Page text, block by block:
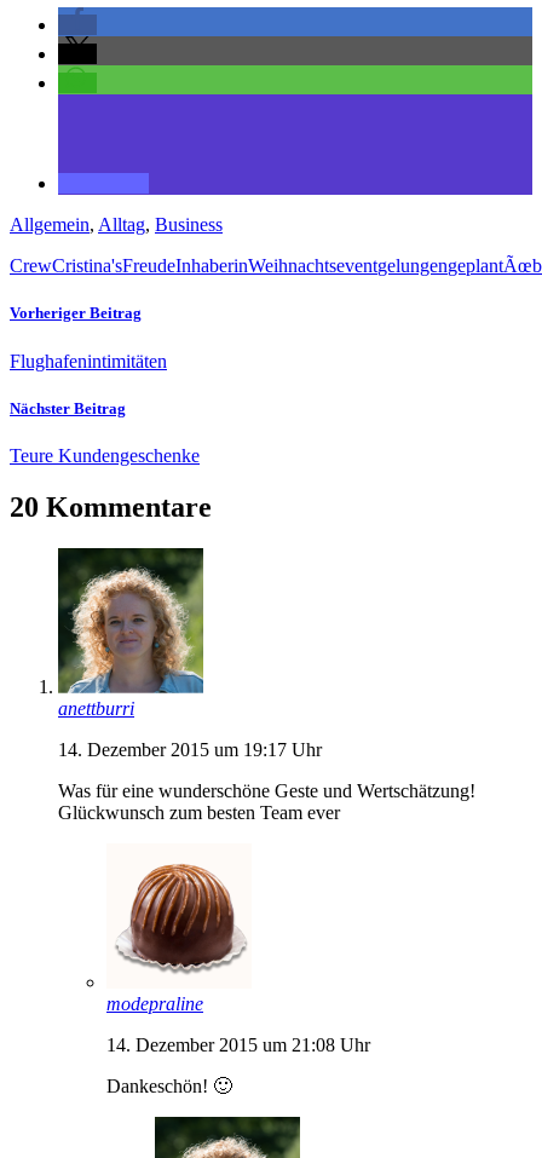
Allgemein, Alltag, Business
CrewCristina'sFreudeInhaberinWeihnachtseventgelungengeplant
Vorheriger Beitrag
Flughafenintimitäten
Nächster Beitrag
Teure Kundengeschenke
20 Kommentare
anettburri
14. Dezember 2015 um 19:17 Uhr
Was für eine wunderschöne Geste und Wertschätzung!
Glückwunsch zum besten Team ever
modepraline
14. Dezember 2015 um 21:08 Uhr
Dankeschön! 🙂